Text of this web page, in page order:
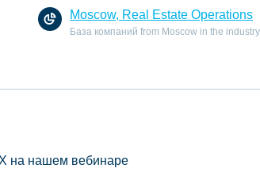
Moscow, Real Estate Operations
База компаний from Moscow in the
на нашем вебинаре